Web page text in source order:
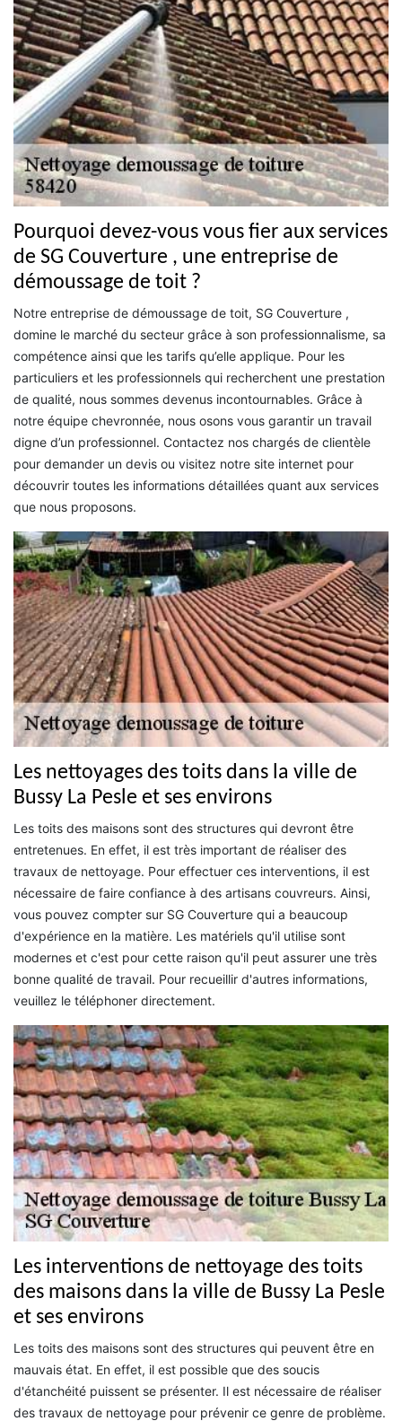
Pourquoi devez-vous vous fier aux services
de SG Couverture , une entreprise de
démoussage de toit ?
Notre entreprise de démoussage de toit, SG Couverture ,
domine le marché du secteur grâce à son professionnalisme, sa
compétence ainsi que les tarifs qu’elle applique. Pour les
particuliers et les professionnels qui recherchent une prestation
de qualité, nous sommes devenus incontournables. Grâce à
notre équipe chevronnée, nous osons vous garantir un travail
digne d’un professionnel. Contactez nos chargés de clientèle
pour demander un devis ou visitez notre site internet pour
découvrir toutes les informations détaillées quant aux services
que nous proposons.
Les nettoyages des toits dans la ville de
Bussy La Pesle et ses environs
Les toits des maisons sont des structures qui devront être
entretenues. En effet, il est très important de réaliser des
travaux de nettoyage. Pour effectuer ces interventions, il est
nécessaire de faire confiance à des artisans couvreurs. Ainsi,
vous pouvez compter sur SG Couverture qui a beaucoup
d'expérience en la matière. Les matériels qu'il utilise sont
modernes et c'est pour cette raison qu'il peut assurer une très
bonne qualité de travail. Pour recueillir d'autres informations,
veuillez le téléphoner directement.
Les interventions de nettoyage des toits
des maisons dans la ville de Bussy La Pesle
et ses environs
Les toits des maisons sont des structures qui peuvent être en
mauvais état. En effet, il est possible que des soucis
d'étanchéité puissent se présenter. Il est nécessaire de réaliser
des travaux de nettoyage pour prévenir ce genre de problème.